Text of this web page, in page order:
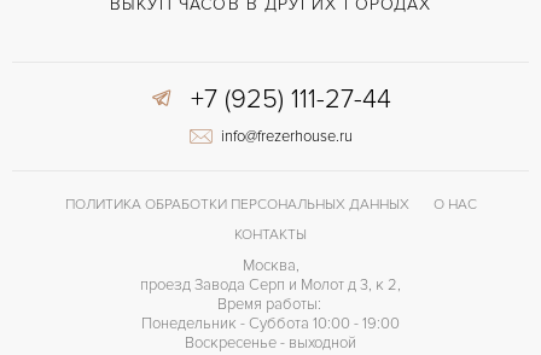
КАЛИБР/МЕХАНИЗМ
ВЫКУП ЧАСОВ В ДРУГИХ ГОРОДАХ
+7 (925) 111-27-44
info@frezerhouse.ru
ПОЛИТИКА ОБРАБОТКИ ПЕРСОНАЛЬНЫХ ДАННЫХ
О НАС
КОНТАКТЫ
Москва,
проезд Завода Серп и Молот д 3, к 2,
Время работы:
Понедельник - Суббота 10:00 - 19:00
Воскресенье - выходной